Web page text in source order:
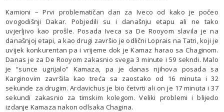
Kamioni – Prvi problematičan dan za Iveco od kako je počeo
ovogodišnji Dakar. Pobjedili su i današnju etapu ali ne tako
uvjerljivo kao prošle. Posada Iveca sa De Rooyom slavila je na
današnjoj etapi, a kao drugi završio je odlični Loprais na Tatri, koji je
uvijek konkurentan pa i vrijeme dok je Kamaz harao sa Chaginom.
Danas je za De Rooyom zakasnio svega 3 minute i 59 sekndi. Malo
je “sunce ugrijalo” Kamaza, pa je danas njihova posada sa
Karginovim završila kao treća sa zaostako od 16 minuta i 32
sekunde za drugim. Ardavichus je bio četvrti ali on je 17 minuta i 37
sekundi zakasnio za timskim kolegom. Veliki problemi i blijedo
izdanje Kamaza nakon odlsaka Chagina.